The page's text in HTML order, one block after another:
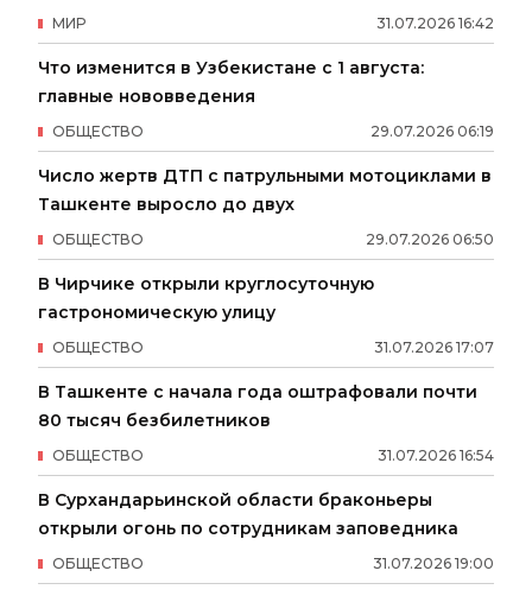
31.07.2026 16:42
МИР
Что изменится в Узбекистане с 1 августа:
главные нововведения
29.07.2026 06:19
ОБЩЕСТВО
Число жертв ДТП с патрульными мотоциклами в
Ташкенте выросло до двух
29.07.2026 06:50
ОБЩЕСТВО
В Чирчике открыли круглосуточную
гастрономическую улицу
31.07.2026 17:07
ОБЩЕСТВО
В Ташкенте с начала года оштрафовали почти
80 тысяч безбилетников
31.07.2026 16:54
ОБЩЕСТВО
В Сурхандарьинской области браконьеры
открыли огонь по сотрудникам заповедника
31.07.2026 19:00
ОБЩЕСТВО